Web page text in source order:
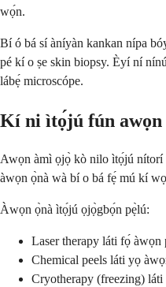
wọ́n.
Bí ó bá sí àníyàn kankan nípa
pé kí o ṣe skin biopsy. Èyí ní
lábẹ́ microscópe.
Kí ni ìtọ́jú fún awọn
Awọn àmì ọjọ̀ kò nilo ìtọ́jú nítorí
àwọn ọ̀nà wà bí o bá fẹ́ mú kí
Àwọn ọ̀nà ìtọ́jú ọjọ̀gbọ́n pẹ̀lú:
Laser therapy láti fọ́ àwọn
Chemical peels láti yọ
Cryotherapy (freezing)